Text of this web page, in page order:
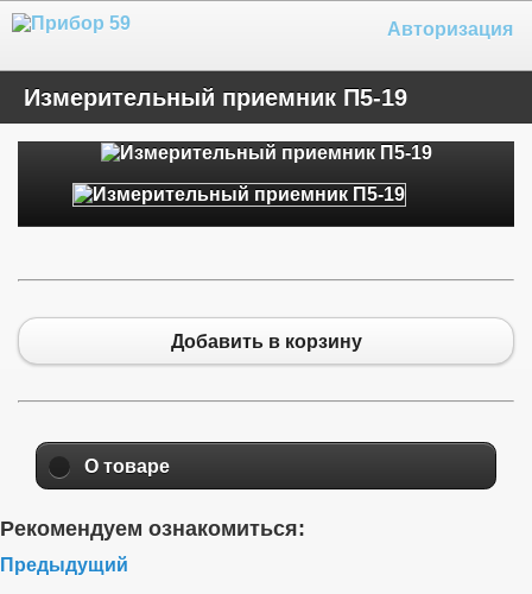
Авторизация
Измерительный приемник П5-19
Добавить в корзину
О товаре
Рекомендуем ознакомиться:
Предыдущий